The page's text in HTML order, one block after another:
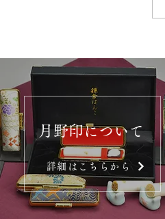
月野印について
詳細はこちらから